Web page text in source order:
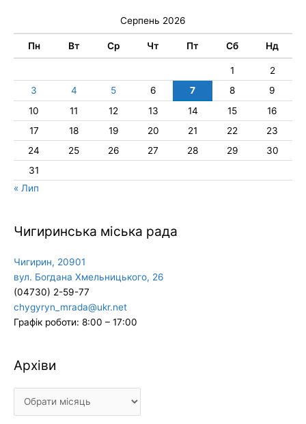
Серпень 2026
Пн Вт Ср Чт Пт Сб Нд
1
2
3
4 5 6 7 8
9
10
11 12 13 14 15
16
17
18 19 20 21 22
23
24
25 26 27 28 29
30
31
« Лип
Чигиринська міська рада
Чигирин, 20901
вул. Богдана Хмельницького, 26
(04730) 2-59-77
chygyryn_mrada@ukr.net
Графік роботи: 8:00 – 17:00
Архіви
Архіви